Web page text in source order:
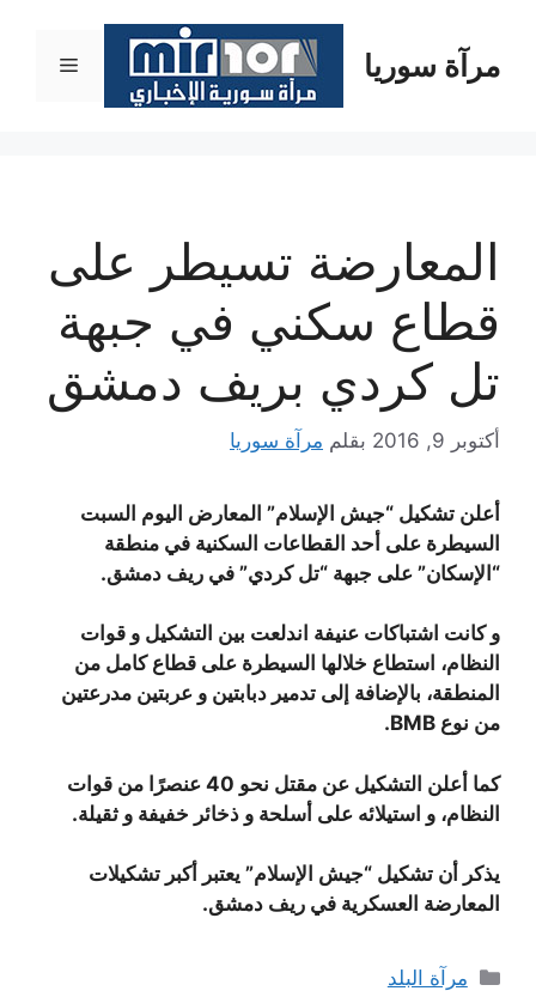
المحتوىمرآة سوريا القائمة
المعارضة تسيطر على
قطاع سكني في جبهة
تل كردي بريف دمشق
أكتوبر 9, 2016 بقلم مرآة سوريا
أعلن تشكيل “جيش الإسلام” المعارض اليوم السبت
السيطرة على أحد القطاعات السكنية في منطقة
“الإسكان” على جبهة “تل كردي” في ريف دمشق.
و كانت اشتباكات عنيفة اندلعت بين التشكيل و قوات
النظام، استطاع خلالها السيطرة على قطاع كامل من
المنطقة، بالإضافة إلى تدمير دبابتين و عربتين مدرعتين
من نوع BMB.
كما أعلن التشكيل عن مقتل نحو 40 عنصرًا من قوات
النظام، و استيلائه على أسلحة و ذخائر خفيفة و ثقيلة.
يذكر أن تشكيل “جيش الإسلام” يعتبر أكبر تشكيلات
المعارضة العسكرية في ريف دمشق.
التصنيفات
مرآة البلد